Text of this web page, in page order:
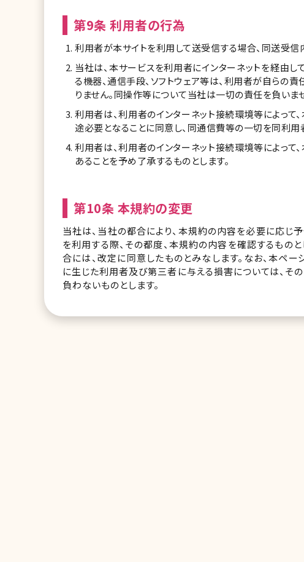
第9条 利用者の行為
利用者が本サイトを利用して送受信する場合、同送受信
当社は、本サービスを利用者にインターネットを経由し
る機器、通信手段、ソフトウェア等は、利用者が自らの
りません。同操作等について当社は一切の責任を負いま
利用者は、利用者のインターネット接続環境等によっ
途必要となることに同意し、同通信費等の一切を同利用
利用者は、利用者のインターネット接続環境等によっ
あることを予め了承するものとします。
第10条 本規約の変更
当社は、当社の都合により、本規約の内容を必要に応じ
を利用する際、その都度、本規約の内容を確認するもの
合には、改定に同意したものとみなします。なお、本ペ
に生じた利用者及び第三者に与える損害については、そ
負わないものとします。